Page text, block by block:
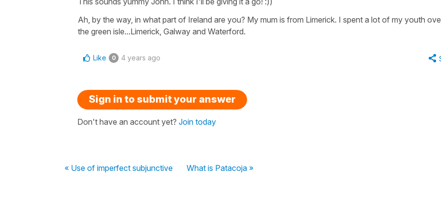
Ah, by the way, in what part of Ireland are you? My mum is from Limerick. I spent a lot of my youth
the green isle...Limerick, Galway and Waterford.
Like 0 4 years ago
Sign in to submit your answer
Don't have an account yet? Join today
« Use of imperfect subjunctive What is Patacoja »